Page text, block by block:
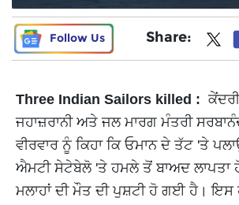
Follow Us Share:
Three Indian Sailors killed :
ਜਹਾਜ਼ਰਾਨੀ ਅਤੇ ਜਲ ਮਾਰਗ ਮੰਤਰੀ
ਵੀਰਵਾਰ ਨੂੰ ਕਿਹਾ ਕਿ ਓਮਾਨ ਦੇ ਤੱਟ 'ਤੇ
ਐਮਟੀ ਸੇਟੇਬੇਲੋ 'ਤੇ ਹਮਲੇ ਤੋਂ ਬਾਅਦ ਲਾਪਤਾ
ਮਲਾਹਾਂ ਦੀ ਮੌਤ ਦੀ ਪੁਸ਼ਟੀ ਹੋ ​​ਗਈ ਹੈ।